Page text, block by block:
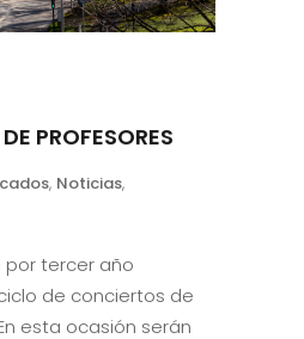
PROFESORES
, Noticias,
por tercer año
de conciertos de
esta ocasión serán